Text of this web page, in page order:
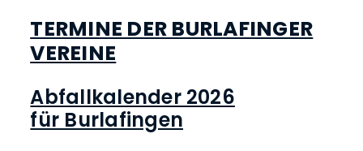
TERMINE DER BURLAFINGER
VEREINE
Abfallkalender 2026
für Burlafingen